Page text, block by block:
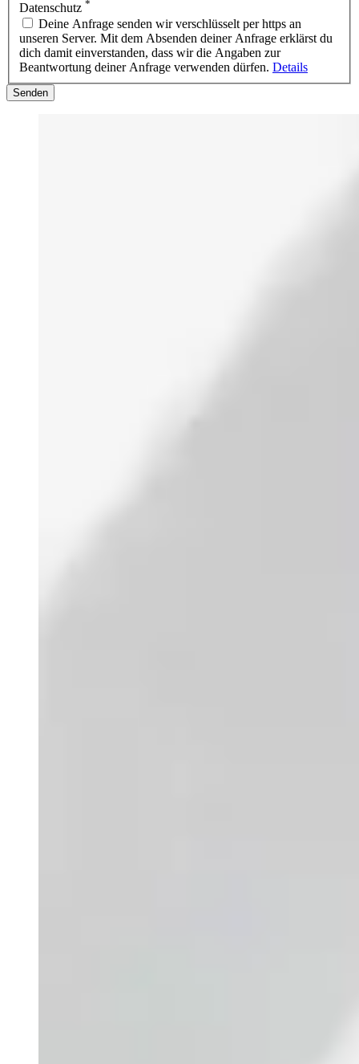
Datenschutz *
unseren Server. Mit dem Absenden deiner Anfrage erklärst du
dich damit einverstanden, dass wir die Angaben zur
Beantwortung deiner Anfrage verwenden dürfen. Details
Senden